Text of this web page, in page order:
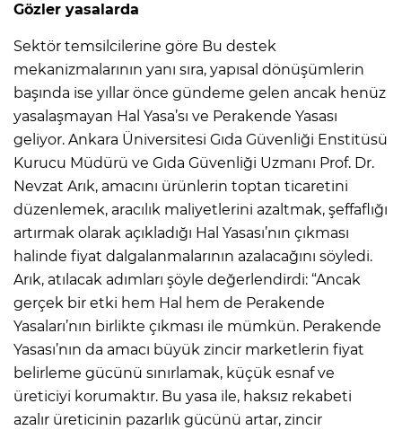
Gözler yasalarda
Sektör temsilcilerine göre Bu destek
mekanizmalarının yanı sıra, yapısal dönüşümlerin
başında ise yıllar önce gündeme gelen ancak henüz
yasalaşmayan Hal Yasa’sı ve Perakende Yasası
geliyor. Ankara Üniversitesi Gıda Güvenliği Enstitüsü
Kurucu Müdürü ve Gıda Güvenliği Uzmanı Prof. Dr.
Nevzat Arık, amacını ürünlerin toptan ticaretini
düzenlemek, aracılık maliyetlerini azaltmak, şeffaflığı
artırmak olarak açıkladığı Hal Yasası’nın çıkması
halinde fiyat dalgalanmalarının azalacağını söyledi.
Arık, atılacak adımları şöyle değerlendirdi: “Ancak
gerçek bir etki hem Hal hem de Perakende
Yasaları’nın birlikte çıkması ile mümkün. Perakende
Yasası’nın da amacı büyük zincir marketlerin fiyat
belirleme gücünü sınırlamak, küçük esnaf ve
üreticiyi korumaktır. Bu yasa ile, haksız rekabeti
azalır üreticinin pazarlık gücünü artar, zincir